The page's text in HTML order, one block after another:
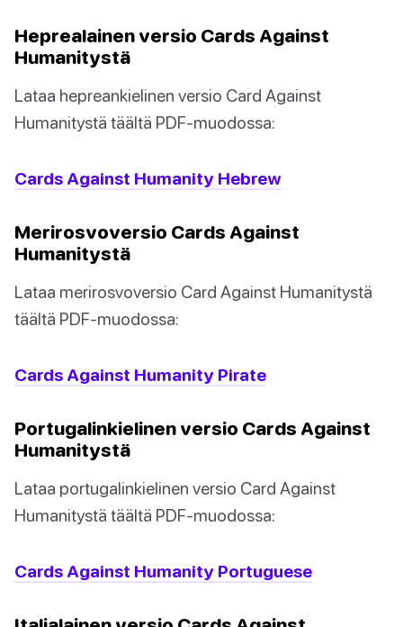
Heprealainen versio Cards Against
Humanitystä
Lataa hepreankielinen versio Card Against
Humanitystä täältä PDF-muodossa:
Cards Against Humanity Hebrew
Merirosvoversio Cards Against
Humanitystä
Lataa merirosvoversio Card Against Humanitystä
täältä PDF-muodossa:
Cards Against Humanity Pirate
Portugalinkielinen versio Cards Against
Humanitystä
Lataa portugalinkielinen versio Card Against
Humanitystä täältä PDF-muodossa:
Cards Against Humanity Portuguese